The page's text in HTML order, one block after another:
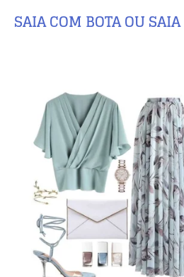
SAIA COM BOTA OU